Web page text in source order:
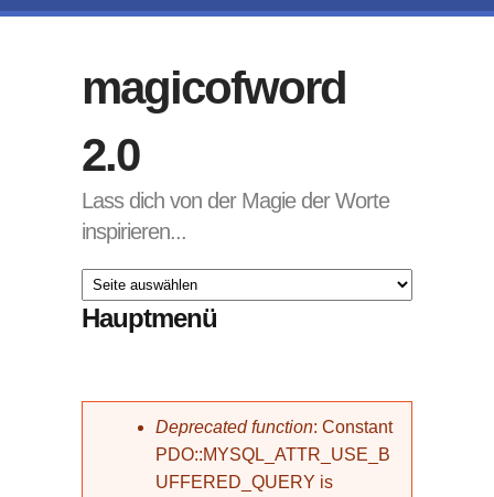
magicofword
2.0
Lass dich von der Magie der Worte
inspirieren...
Hauptmenü
Fehlermeldung
Deprecated function: Constant
PDO::MYSQL_ATTR_USE_B
UFFERED_QUERY is